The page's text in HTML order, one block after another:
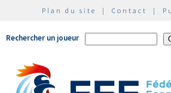
Plan du site | Contact |
Rechercher un joueur